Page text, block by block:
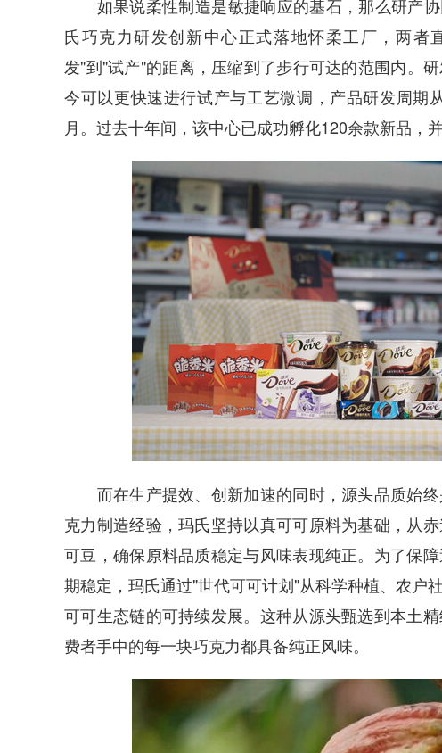
如果说柔性制造是敏捷响应的基石，那么研产协
氏巧克力研发创新中心正式落地怀柔工厂，两者
发"到"试产"的距离，压缩到了步行可达的范围内。
今可以更快速进行试产与工艺微调，产品研发周期
月。过去十年间，该中心已成功孵化120余款新品，
而在生产提效、创新加速的同时，源头品质始终
克力制造经验，玛氏坚持以真可可原料为基础，从
可豆，确保原料品质稳定与风味表现纯正。为了保
期稳定，玛氏通过"世代可可计划"从科学种植、农户
可可生态链的可持续发展。这种从源头甄选到本土
费者手中的每一块巧克力都具备纯正风味。